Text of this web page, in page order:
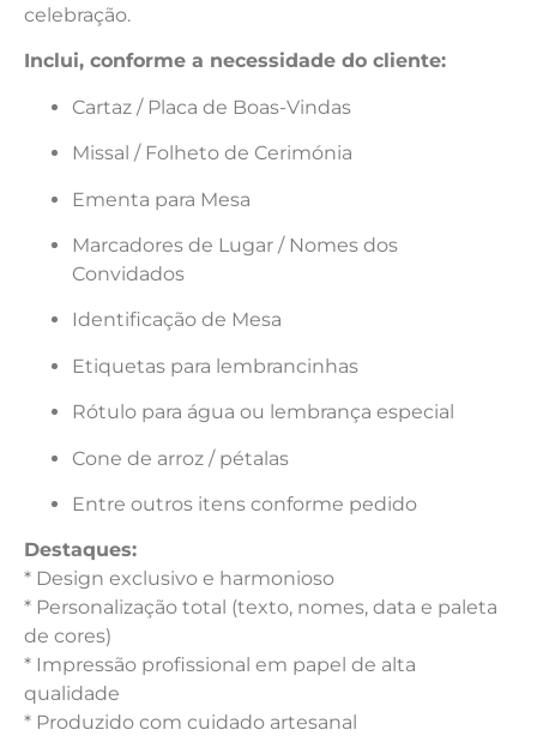
celebração.
Inclui, conforme a necessidade do cliente:
Cartaz / Placa de Boas-Vindas
Missal / Folheto de Cerimónia
Ementa para Mesa
Marcadores de Lugar / Nomes dos
Convidados
Identificação de Mesa
Etiquetas para lembrancinhas
Rótulo para água ou lembrança especial
Cone de arroz / pétalas
Entre outros itens conforme pedido
Destaques:
* Design exclusivo e harmonioso
* Personalização total (texto, nomes, data e paleta
de cores)
* Impressão profissional em papel de alta
qualidade
* Produzido com cuidado artesanal